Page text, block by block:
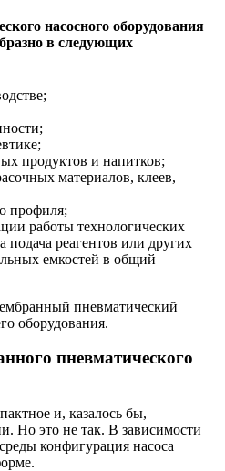
насосного оборудования
в следующих
продуктов и напитков;
материалов, клеев,
профиля;
работы технологических
подача реагентов или других
емкостей в общий
пневматический
оборудования.
пневматического
и, казалось бы,
Но это не так. В зависимости
конфигурация насоса